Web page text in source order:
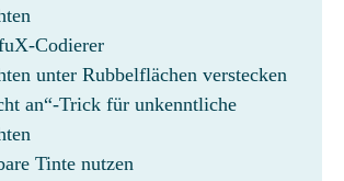
Codierer
unter Rubbelflächen verstecken
an“-Trick für unkenntliche
Tinte nutzen